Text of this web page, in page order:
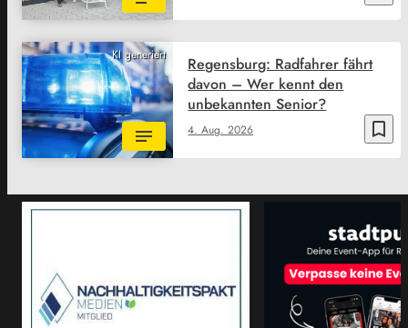
KI generiert
bookmark_border
4. Aug. 2026
Regensburg: Radfahrer fährt
davon – Wer kennt den
unbekannten Senior?